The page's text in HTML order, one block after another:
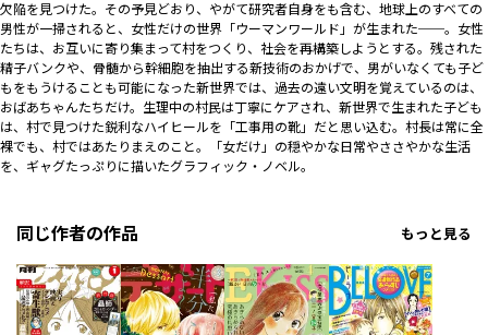
欠陥を見つけた。その予見どおり、やがて研究者自身をも含む、地球上のすべての
男性が一掃されると、女性だけの世界「ウーマンワールド」が生まれた──。女性
たちは、お互いに寄り集まって村をつくり、社会を再構築しようとする。残された
精子バンクや、骨髄から幹細胞を抽出する新技術のおかげで、男がいなくても子ど
もをもうけることも可能になった新世界では、過去の遠い文明を覚えているのは、
おばあちゃんたちだけ。生理中の村民は丁寧にケアされ、新世界で生まれた子ども
は、村で見つけた鋭利なハイヒールを「工事用の靴」だと思い込む。村長は常に全
裸でも、村ではあたりまえのこと。「女だけ」の穏やかな日常やささやかな生活
を、ギャグたっぷりに描いたグラフィック・ノベル。
同じ作者の作品 もっと見る